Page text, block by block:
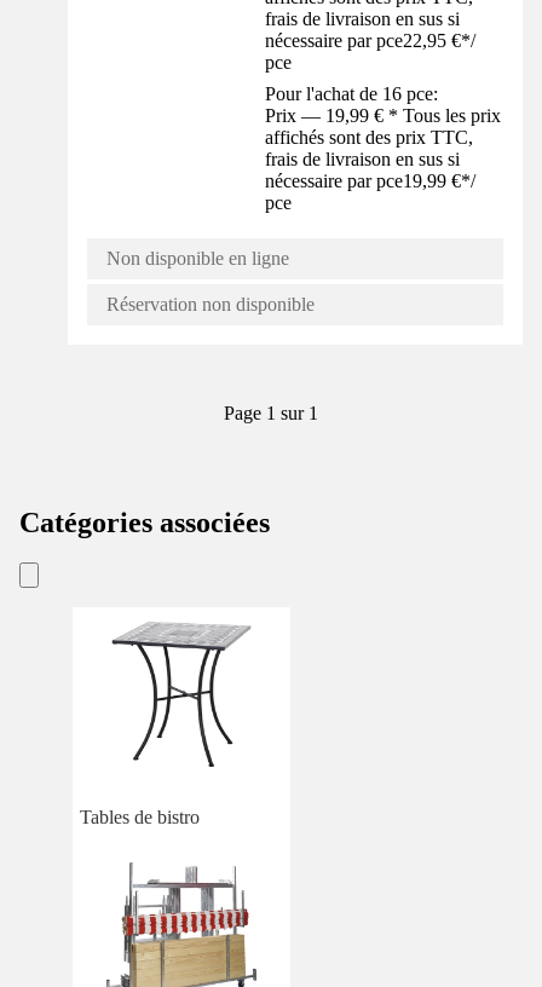
frais de livraison en sus si
nécessaire par pce22,95 €*/
pce
Pour l'achat de 16 pce:
Prix — 19,99 € * Tous les prix
affichés sont des prix TTC,
frais de livraison en sus si
nécessaire par pce19,99 €*/
pce
Non disponible en ligne
Réservation non disponible
Page 1 sur 1
Catégories associées
Tables de bistro